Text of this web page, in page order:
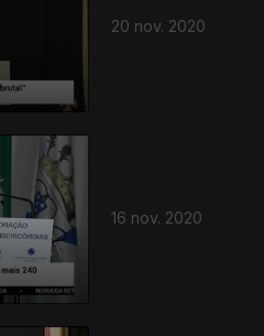
20 nov. 2020
16 nov. 2020